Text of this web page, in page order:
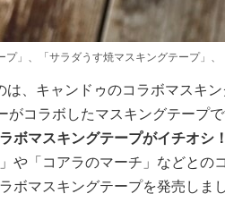
」、「サラダうす焼マスキングテープ」、
、キャンドゥのコラボマスキ
がコラボしたマスキングテープで
ボマスキングテープがイチオシ！
や「コアラのマーチ」などとの
ボマスキングテープを発売しまし